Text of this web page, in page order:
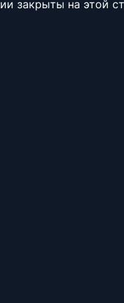
закрыты на этой